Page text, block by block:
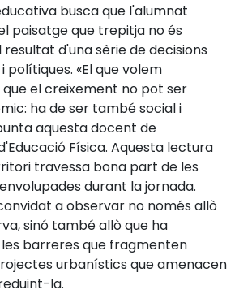
busca que l'alumnat
paisatge que trepitja no és
resultat d'una sèrie de decisions
polítiques. «El que volem
el creixement no pot ser
ha de ser també social i
aquesta docent de
Física. Aquesta lectura
travessa bona part de les
durant la jornada.
a observar no només allò
sinó també allò que ha
barreres que fragmenten
urbanístics que amenacen
la.